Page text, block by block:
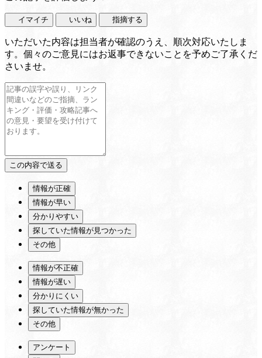
イマイチ いいね 指摘する
いただいた内容は担当者が確認のうえ、順次対応いたしま
す。個々のご意見にはお返事できないことを予めご了承くだ
さいませ。
情報が正確
情報が早い
分かりやすい
探していた情報が見つかった
その他
情報が不正確
情報が遅い
分かりにくい
探していた情報が無かった
その他
アンケート